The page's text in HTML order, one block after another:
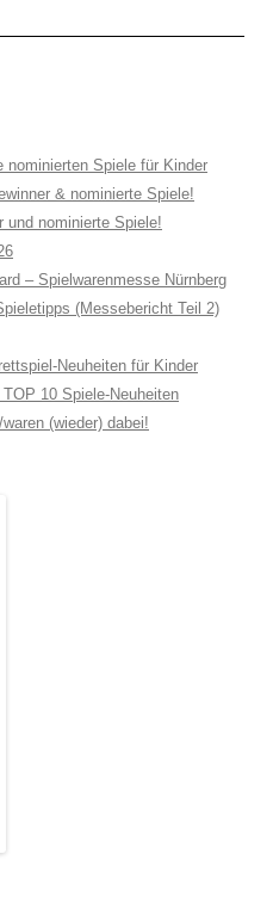
nominierten Spiele für Kinder
& nominierte Spiele!
und nominierte Spiele!
– Spielwarenmesse Nürnberg
(Messebericht Teil 2)
Neuheiten für Kinder
10 Spiele-Neuheiten
(wieder) dabei!